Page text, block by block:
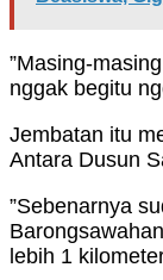
”Masing-
nggak begitu
Jembatan itu
Antara Dusun
”Sebenarnya
lebih 1